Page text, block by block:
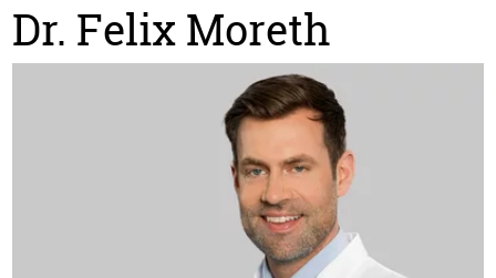
Dr. Felix Moreth